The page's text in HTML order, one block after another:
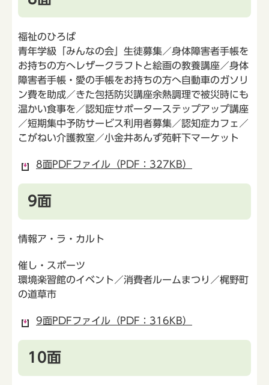
福祉のひろば
青年学級「みんなの会」生徒募集／身体障害者手帳を
お持ちの方へレザークラフトと絵画の教養講座／身体
障害者手帳・愛の手帳をお持ちの方へ自動車のガソリ
ン費を助成／きた包括防災講座余熱調理で被災時にも
温かい食事を／認知症サポーターステップアップ講座
／短期集中予防サービス利用者募集／認知症カフェ／
こがねい介護教室／小金井あんず苑軒下マーケット
8面PDFファイル（PDF：327KB）
9面
情報ア・ラ・カルト
催し・スポーツ
環境楽習館のイベント／消費者ルームまつり／梶野町
の道草市
9面PDFファイル（PDF：316KB）
10面